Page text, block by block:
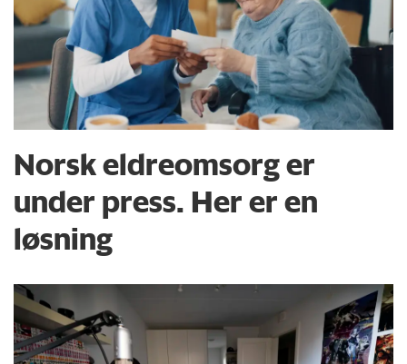
Norsk eldreomsorg er
under press. Her er en
løsning